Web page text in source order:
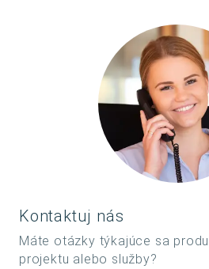
Kontaktuj nás
Máte otázky týkajúce sa
projektu alebo služby?